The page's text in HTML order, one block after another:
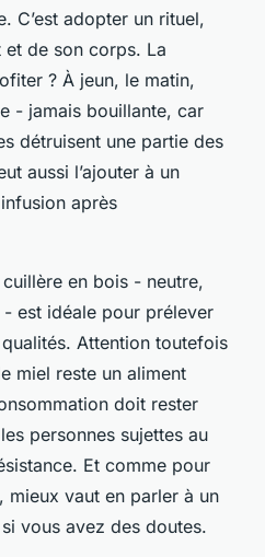
C’est adopter un rituel,
de son corps. La
? À jeun, le matin,
- jamais bouillante, car
détruisent une partie des
aussi l’ajouter à un
après
en bois - neutre,
est idéale pour prélever
Attention toutefois
miel reste un aliment
doit rester
personnes sujettes au
Et comme pour
mieux vaut en parler à un
vous avez des doutes.